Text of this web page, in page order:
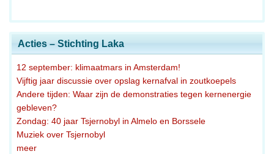
Acties – Stichting Laka
12 september: klimaatmars in Amsterdam!
Vijftig jaar discussie over opslag kernafval in zoutkoepels
Andere tijden: Waar zijn de demonstraties tegen kernenergie
gebleven?
Zondag: 40 jaar Tsjernobyl in Almelo en Borssele
Muziek over Tsjernobyl
meer